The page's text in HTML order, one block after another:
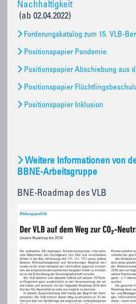
Nachhaltigkeit
(ab 02.04.2022)
Forderungskatalog zum 15. VLB-
Positionspapier Pandemie
Positionspapier Abschiebung aus
Positionspapier
Positionspapier Inklusion
Weitere Informationen von
BBNE-Arbeitsgruppe
BNE-Roadmap des VLB